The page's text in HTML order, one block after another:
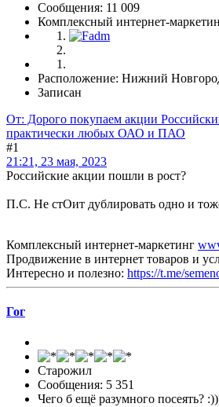
Сообщения: 11 009
Комплексный интернет-
Расположение: Нижний
Записан
От: Дорого покупаем акции
практически любых ОАО и ПАО
#1
21:21, 23 мая, 2023
Российские акции пошли в рост?
П.С. Не стОит дублировать одно и
Комплексный интернет-маркетинг
Продвижение в интернет товаров и
Интересно и полезно: https://t.me/
Гог
Старожил
Сообщения: 5 351
Чего б ещё разумного посеять?